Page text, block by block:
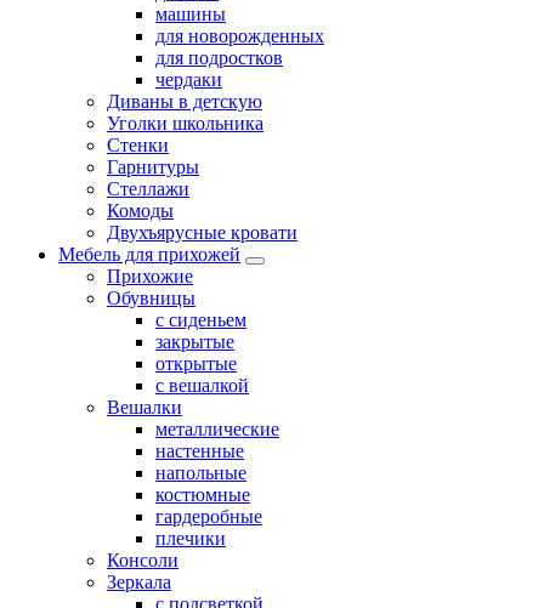
машины
для новорожденных
для подростков
чердаки
Диваны в детскую
Уголки школьника
Стенки
Гарнитуры
Стеллажи
Комоды
Двухъярусные кровати
Мебель для прихожей
Прихожие
Обувницы
с сиденьем
закрытые
открытые
с вешалкой
Вешалки
металлические
настенные
напольные
костюмные
гардеробные
плечики
Консоли
Зеркала
с подсветкой